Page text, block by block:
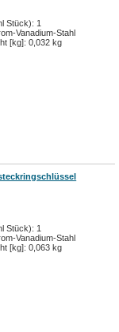
Stück): 1
Vanadium-Stahl
[kg]: 0,032 kg
Stück): 1
Vanadium-Stahl
[kg]: 0,063 kg